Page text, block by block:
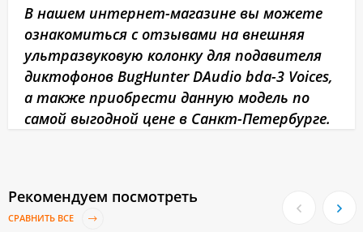
В нашем интернет-магазине вы можете
ознакомиться с отзывами на внешняя
ультразвуковую колонку для подавителя
диктофонов BugHunter DAudio bda-3 Voices,
а также приобрести данную модель по
самой выгодной цене в Санкт-Петербурге.
Рекомендуем посмотреть
СРАВНИТЬ ВСЕ